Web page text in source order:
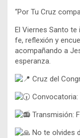
“Por Tu Cruz
El Viernes Santo
fe, reflexión y
acompañando a
esperanza.
Cruz del
Convocatoria:
Transmisión:
No te olvides